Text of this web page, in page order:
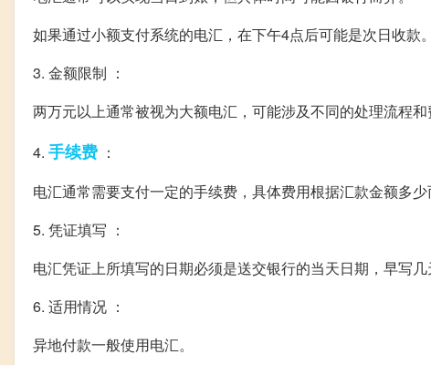
如果通过小额支付系统的电汇，在下午4点后可能是次日收款。
3. 金额限制 ：
两万元以上通常被视为大额电汇，可能涉及不同的处理流程和
4. 手续费 ：
电汇通常需要支付一定的手续费，具体费用根据汇款金额多少
5. 凭证填写 ：
电汇凭证上所填写的日期必须是送交银行的当天日期，早写几
6. 适用情况 ：
异地付款一般使用电汇。